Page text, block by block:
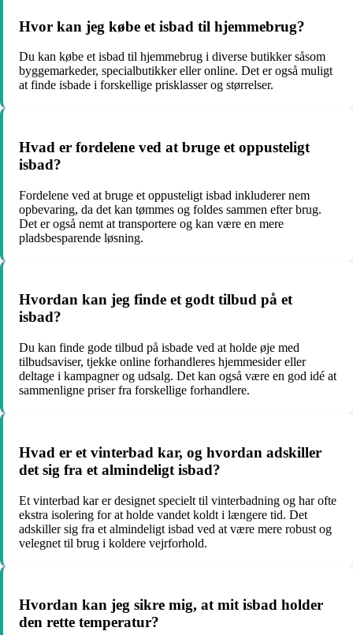
Hvor kan jeg købe et isbad til hjemmebrug?
Du kan købe et isbad til hjemmebrug i diverse butikker såsom
byggemarkeder, specialbutikker eller online. Det er også muligt
at finde isbade i forskellige prisklasser og størrelser.
Hvad er fordelene ved at bruge et oppusteligt
isbad?
Fordelene ved at bruge et oppusteligt isbad inkluderer nem
opbevaring, da det kan tømmes og foldes sammen efter brug.
Det er også nemt at transportere og kan være en mere
pladsbesparende løsning.
Hvordan kan jeg finde et godt tilbud på et
isbad?
Du kan finde gode tilbud på isbade ved at holde øje med
tilbudsaviser, tjekke online forhandleres hjemmesider eller
deltage i kampagner og udsalg. Det kan også være en god idé at
sammenligne priser fra forskellige forhandlere.
Hvad er et vinterbad kar, og hvordan adskiller
det sig fra et almindeligt isbad?
Et vinterbad kar er designet specielt til vinterbadning og har ofte
ekstra isolering for at holde vandet koldt i længere tid. Det
adskiller sig fra et almindeligt isbad ved at være mere robust og
velegnet til brug i koldere vejrforhold.
Hvordan kan jeg sikre mig, at mit isbad holder
den rette temperatur?